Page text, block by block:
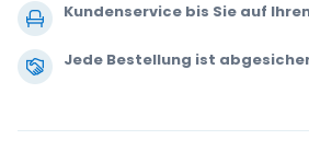
Kundenservice bis Sie auf
Jede Bestellung ist